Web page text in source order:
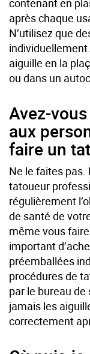
après chaque
N’utilisez que
aiguille en la
ou dans un
Avez-
aux
faire un
Ne le faites
tatoueur
régulièrement
de santé de
même vous
important
préemballées
procédures de
par le bureau
jamais les
correctement